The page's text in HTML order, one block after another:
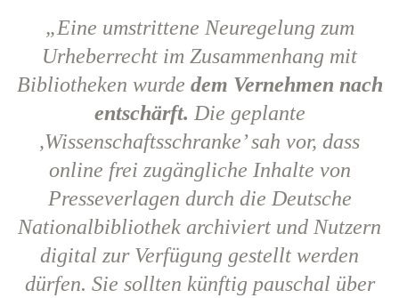
„Eine umstrittene Neuregelung zum
Urheberrecht im Zusammenhang mit
Bibliotheken wurde dem Vernehmen nach
entschärft. Die geplante
,Wissenschaftsschranke’ sah vor, dass
online frei zugängliche Inhalte von
Presseverlagen durch die Deutsche
Nationalbibliothek archiviert und Nutzern
digital zur Verfügung gestellt werden
dürfen. Sie sollten künftig pauschal über